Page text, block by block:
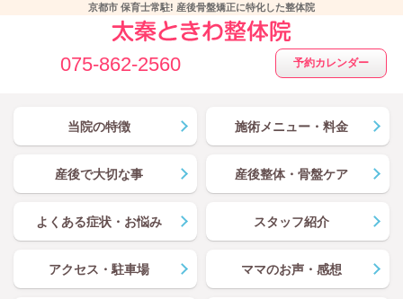
京都市 保育士常駐! 産後骨盤矯正に特化した整体院
075-862-2560 予約カレンダー
当院の特徴 施術メニュー・料金
産後で大切な事 産後整体・骨盤ケア
よくある症状・お悩み スタッフ紹介
アクセス・駐車場 ママのお声・感想